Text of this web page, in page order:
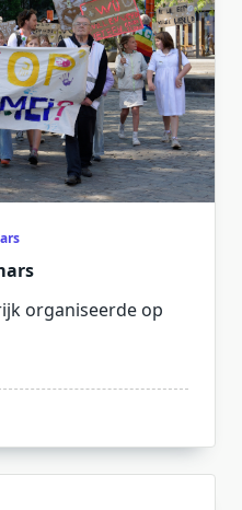
organiseerde op